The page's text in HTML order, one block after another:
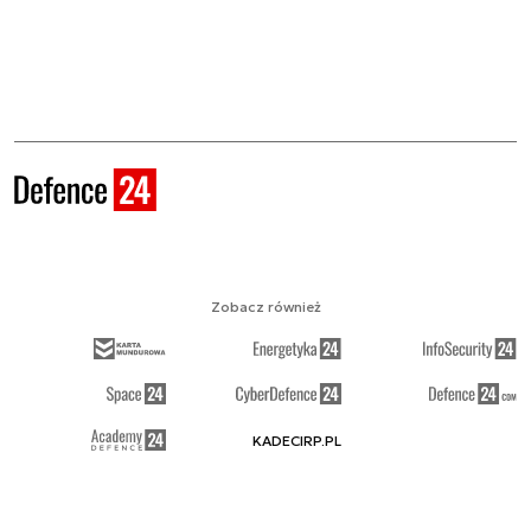
Zobacz również
KADECIRP.PL